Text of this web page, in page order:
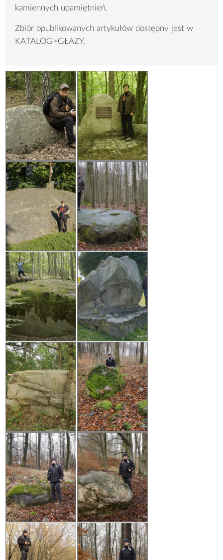
kamiennych upamiętnień.
Zbiór opublikowanych artykułów dostępny jest w
KATALOG>GŁAZY.